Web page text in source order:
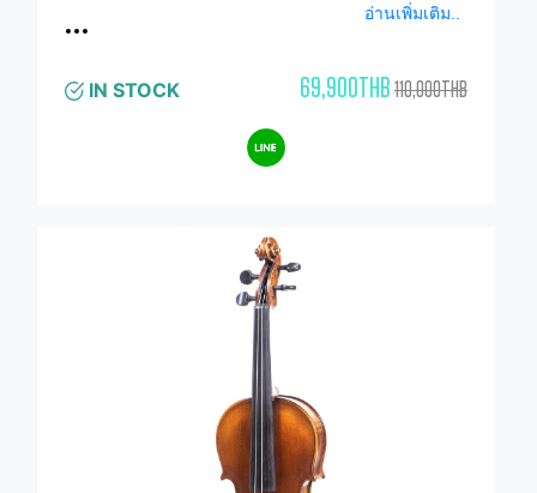
any home, school or formal music environment.อ่านเพิ่มเติม..
IN STOCK 69,900THB110,000THB